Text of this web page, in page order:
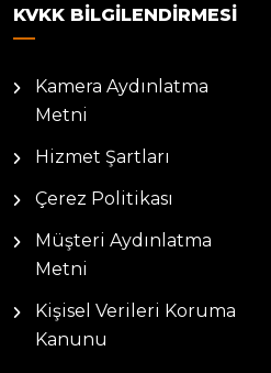
KVKK BILGILENDIRMESI
Kamera Aydınlatma
Metni
Hizmet Şartları
Çerez Politikası
Müşteri Aydınlatma
Metni
Kişisel Verileri Koruma
Kanunu